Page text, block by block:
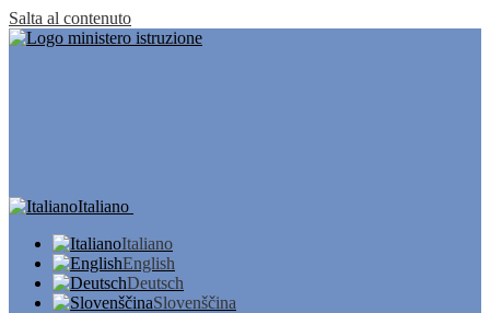
Salta al contenuto
Italiano
Italiano
English
Deutsch
Slovenščina